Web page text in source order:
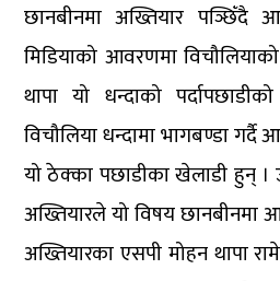
छानबीनमा अख्तियार पञ्छिँदै
मिडियाको आवरणमा
थापा यो धन्दाको
विचौलिया धन्दामा भागबण्डा
यो ठेक्का पछाडीका खेलाडी हुन्
अख्तियारले यो विषय छानबीनमा
अख्तियारका एसपी मोहन थापा